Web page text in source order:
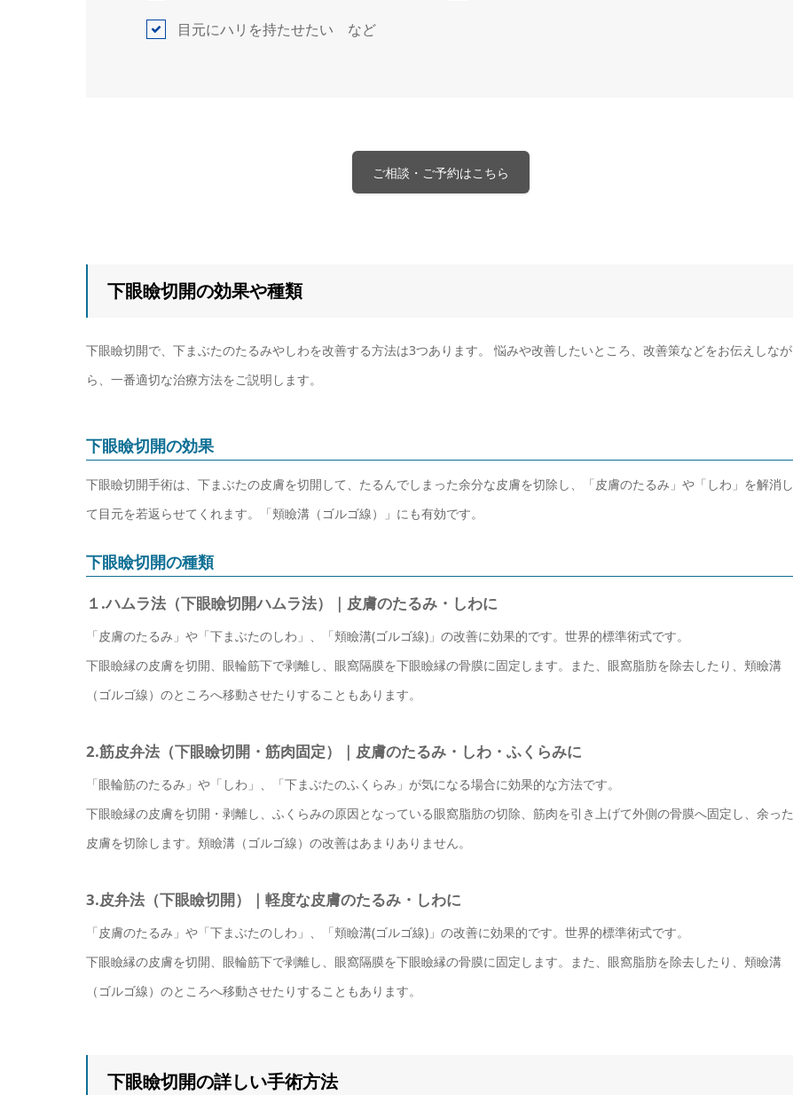
目元にハリを持たせたい など
ご相談・ご予約はこちら
下眼瞼切開の効果や種類
下眼瞼切開で、下まぶたのたるみやしわを改善する方法は3つあります。 悩みや改善したいところ、改善策などをお伝えしなが
ら、一番適切な治療方法をご説明します。
下眼瞼切開の効果
下眼瞼切開手術は、下まぶたの皮膚を切開して、たるんでしまった余分な皮膚を切除し、「皮膚のたるみ」や「しわ」を解消し
て目元を若返らせてくれます。「頬瞼溝（ゴルゴ線）」にも有効です。
下眼瞼切開の種類
１.ハムラ法（下眼瞼切開ハムラ法）｜皮膚のたるみ・しわに
「皮膚のたるみ」や「下まぶたのしわ」、「頬瞼溝(ゴルゴ線)」の改善に効果的です。世界的標準術式です。
下眼瞼縁の皮膚を切開、眼輪筋下で剥離し、眼窩隔膜を下眼瞼縁の骨膜に固定します。また、眼窩脂肪を除去したり、頬瞼溝
（ゴルゴ線）のところへ移動させたりすることもあります。
2.筋皮弁法（下眼瞼切開・筋肉固定）｜皮膚のたるみ・しわ・ふくらみに
「眼輪筋のたるみ」や「しわ」、「下まぶたのふくらみ」が気になる場合に効果的な方法です。
下眼瞼縁の皮膚を切開・剥離し、ふくらみの原因となっている眼窩脂肪の切除、筋肉を引き上げて外側の骨膜へ固定し、余った
皮膚を切除します。頬瞼溝（ゴルゴ線）の改善はあまりありません。
3.皮弁法（下眼瞼切開）｜軽度な皮膚のたるみ・しわに
「皮膚のたるみ」や「下まぶたのしわ」、「頬瞼溝(ゴルゴ線)」の改善に効果的です。世界的標準術式です。
下眼瞼縁の皮膚を切開、眼輪筋下で剥離し、眼窩隔膜を下眼瞼縁の骨膜に固定します。また、眼窩脂肪を除去したり、頬瞼溝
（ゴルゴ線）のところへ移動させたりすることもあります。
下眼瞼切開の詳しい手術方法